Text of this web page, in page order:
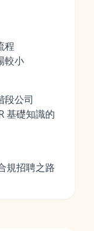
程
較小
段公司
基礎知識的
規招聘之路